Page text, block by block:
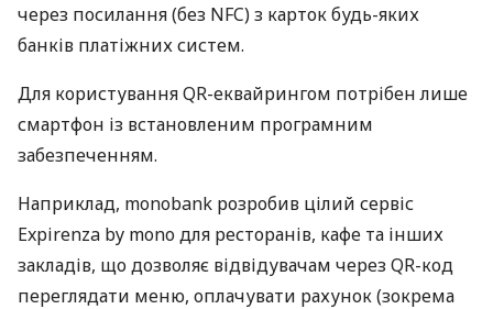
через посилання (без NFC) з карток будь-яких
банків платіжних систем.
Для користування QR-еквайрингом потрібен лише
смартфон із встановленим програмним
забезпеченням.
Наприклад, monobank розробив цілий сервіс
Expirenza by mono для ресторанів, кафе та інших
закладів, що дозволяє відвідувачам через QR-код
переглядати меню, оплачувати рахунок (зокрема